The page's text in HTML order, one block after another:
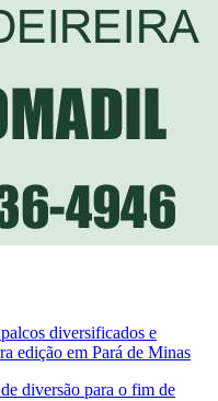
diversificados e
edição em Pará de Minas
diversão para o fim de